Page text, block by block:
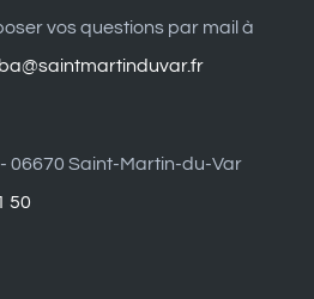
vos questions par mail à
06670 Saint-Martin-du-Var
50